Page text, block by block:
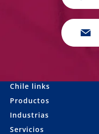
Chile links
Productos
Industrias
Servicios